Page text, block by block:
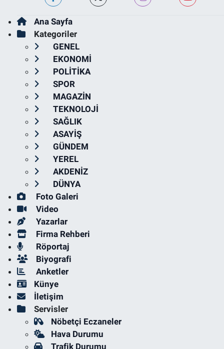
Ana Sayfa
Kategoriler
GENEL
EKONOMİ
POLİTİKA
SPOR
MAGAZİN
TEKNOLOJİ
SAĞLIK
ASAYİŞ
GÜNDEM
YEREL
AKDENİZ
DÜNYA
Foto Galeri
Video
Yazarlar
Firma Rehberi
Röportaj
Biyografi
Anketler
Künye
İletişim
Servisler
Nöbetçi Eczaneler
Hava Durumu
Trafik Durumu